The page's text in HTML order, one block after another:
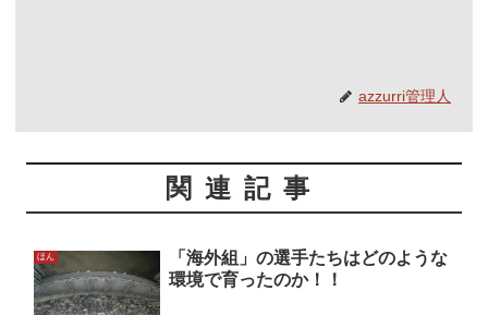
azzurri管理人
関連記事
ほん
「海外組」の選手たちはどのような
環境で育ったのか！！